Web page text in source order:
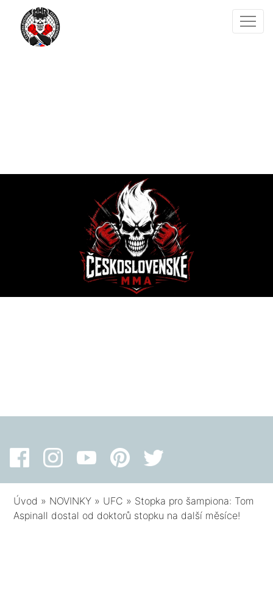
Úvod » NOVINKY » UFC » Stopka pro šampiona: Tom
Aspinall dostal od doktorů stopku na další měsíce!